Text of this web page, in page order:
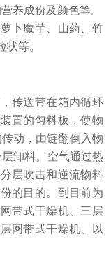
养成份及颜色等。
卜魔芋、山药、竹
等。
传送带在箱内循环
置的匀料板，使物
动，由链翻倒入物
卸料。空气通过热
层吹击和逆流物料
的目的。到目前为
带式干燥机、三层
网带式干燥机、以